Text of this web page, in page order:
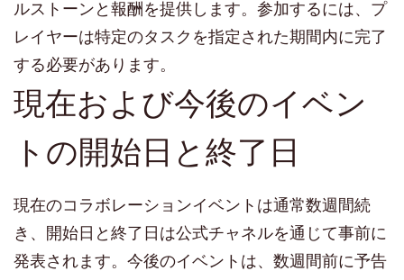
ルストーンと報酬を提供します。参加するには、プ
レイヤーは特定のタスクを指定された期間内に完了
する必要があります。
現在および今後のイベン
トの開始日と終了日
現在のコラボレーションイベントは通常数週間続
き、開始日と終了日は公式チャネルを通じて事前に
発表されます。今後のイベントは、数週間前に予告